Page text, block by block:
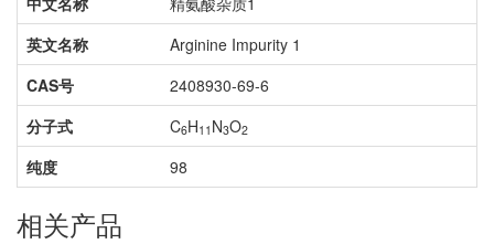
英文名称
Arginine Impurity 1
CAS号
2408930-69-6
分子式
C6H11 N3O2
纯度 98
相关产品